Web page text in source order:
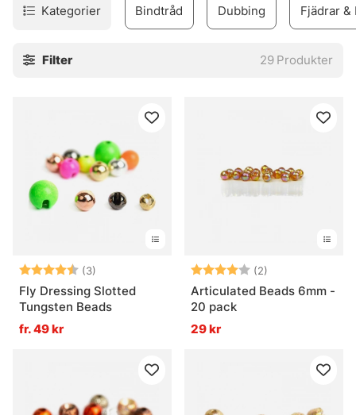
Kategorier Bindtråd Dubbing Fjädrar &
Filter 29 Produkter
Betyg: (3)
4.3 utav 5 stjärnor
Fly Dressing Slotted
Tungsten Beads
fr. 49 kr
Betyg: (2)
Articulated Beads 6mm -
20 pack
29 kr